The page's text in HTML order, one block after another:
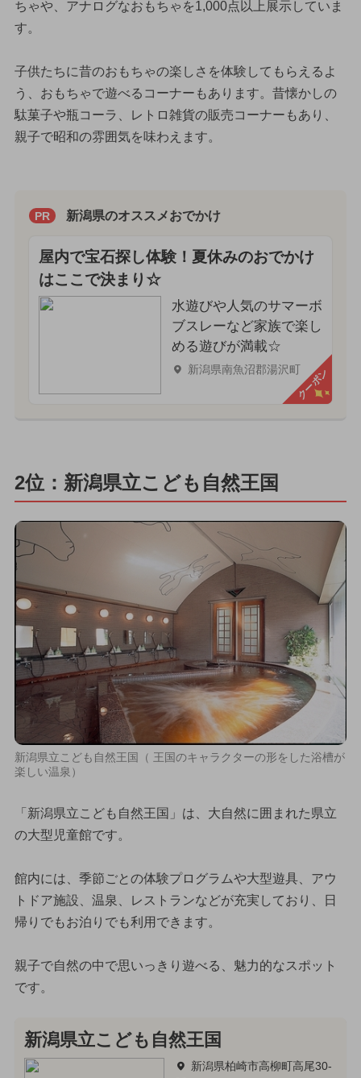
ちゃや、アナログなおもちゃを1,000点以上展示していま
す。
子供たちに昔のおもちゃの楽しさを体験してもらえるよ
う、おもちゃで遊べるコーナーもあります。昔懐かしの
駄菓子や瓶コーラ、レトロ雑貨の販売コーナーもあり、
親子で昭和の雰囲気を味わえます。
PR 新潟県のオススメおでかけ
屋内で宝石探し体験！夏休みのおでかけ
はここで決まり☆
水遊びや人気のサマーボ
ブスレーなど家族で楽し
める遊びが満載☆
新潟県南魚沼郡湯沢町クーポン
2位：新潟県立こども自然王国
新潟県立こども自然王国（ 王国のキャラクターの形をした浴槽が
楽しい温泉）
「新潟県立こども自然王国」は、大自然に囲まれた県立
の大型児童館です。
館内には、季節ごとの体験プログラムや大型遊具、アウ
トドア施設、温泉、レストランなどが充実しており、日
帰りでもお泊りでも利用できます。
親子で自然の中で思いっきり遊べる、魅力的なスポット
です。
新潟県立こども自然王国
新潟県柏崎市高柳町高尾30-